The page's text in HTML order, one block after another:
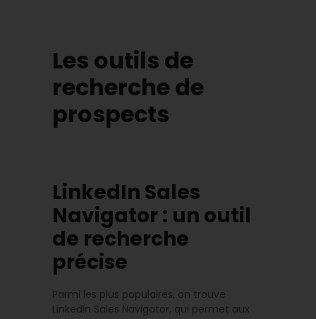
Les outils de
recherche de
prospects
LinkedIn Sales
Navigator : un outil
de recherche
précise
Parmi les plus populaires, on trouve
LinkedIn Sales Navigator, qui permet aux